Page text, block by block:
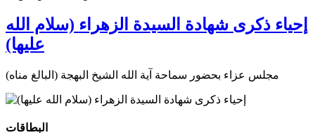
إحياء ذكرى شهادة السيدة الزهراء (سلام الله
عليها)
مجلس عزاء بحضور سماحة آية الله الشيخ البهجة (البالغ مناه)
البطاقات